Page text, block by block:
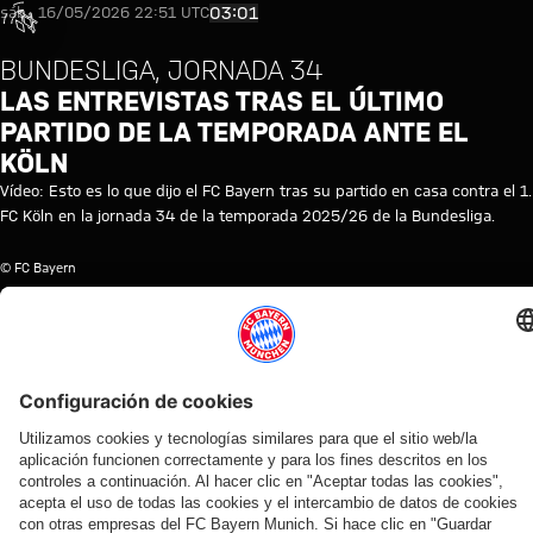
Video: FC Bayern - 1. FC Köln:
error
try
later.
sáb., 16/05/2026 22:51 UTC03:01
BUNDESLIGA, JORNADA 34
LAS ENTREVISTAS TRAS EL ÚLTIMO
PARTIDO DE LA TEMPORADA ANTE EL
KÖLN
Vídeo: Esto es lo que dijo el FC Bayern tras su partido en casa contra el 1.
FC Köln en la jornada 34 de la temporada 2025/26 de la Bundesliga.
© FC Bayern
TEMAS DE ESTE VÍDEO
PRIMER
EQUIPO
TV
VÍDEOS RELACIONADOS
Vídeo
AUDI
FOOTBALL
Vídeo
EN
VÍDEO
Vídeo
EN
Vídeo
EN
DIFERIDO
Vídeo
VÍDEO
ENTRE
Vídeo
PRETEMPORADA
2026/27
Vídeo
VÍDEO
Jonas
Vídeo
AUDI
FOOTBALL